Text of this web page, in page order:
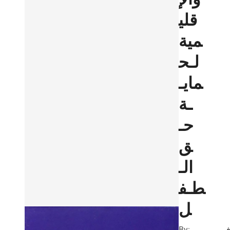
قلي
مية
لـح
مايـ
ـة
حـ
ق
الـ
طـف
ل